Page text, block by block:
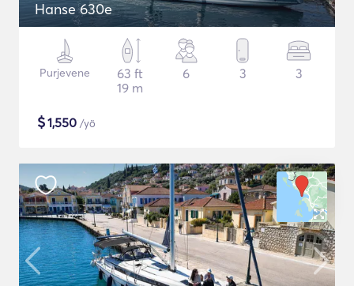
Hanse 630e
Purjevene
63 ft
19 m
6 3 3
$1,550 /yö